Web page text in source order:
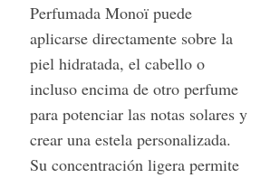
Perfumada Monoï puede
aplicarse directamente sobre la
piel hidratada, el cabello o
incluso encima de otro perfume
para potenciar las notas solares y
crear una estela personalizada.
Su concentración ligera permite